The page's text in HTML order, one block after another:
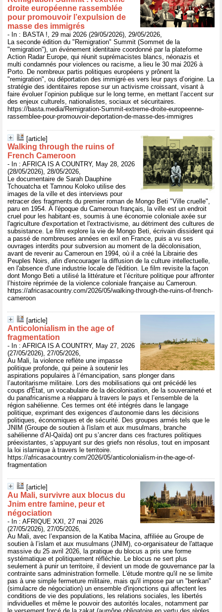
droite européenne rassemblée
pour promouvoir l’expulsion de
masse des immigrés
- In : BASTA !, 29 mai 2026 (29/05/2026), 29/05/2026,
La seconde édition du "Remigration" Summit (Sommet de la
"remigration"), un événement identitaire coordonné par la plateforme
Action Radar Europe, qui réunit suprémacistes blancs, néonazis et
multi condamnés pour violences ou racisme, a lieu le 30 mai 2026 à
Porto. De nombreux partis politiques européens y prônent la
"remigration", ou déportation des immigré·es vers leur pays d’origine. La
stratégie des identitaires repose sur un activisme croissant, visant à
faire évoluer l’opinion publique sur le long terme, en mettant l’accent sur
des enjeux culturels, nationalistes, sociaux et sécuritaires.
https://basta.media/Remigration-Summit-extreme-droite-europeenne-
rassemblee-pour-promouvoir-deportation-de-masse-des-immigres
[article]
Walking through the ruins of
French Cameroon
- In : AFRICA IS A COUNTRY, May 28, 2026
(28/05/2026), 28/05/2026,
Le documentaire de Sarah Dauphine
Tchouatcha et Tamnou Koloko utilise des
images de la ville et des interviews pour
retracer des fragments du premier roman de Mongo Beti "Ville cruelle",
paru en 1954. À l'époque du Cameroun français, la ville est un endroit
cruel pour les habitant·es, soumis à une économie coloniale axée sur
l'agriculture d'exportation et l'extractivisme, au détriment des cultures de
subsistance. Le film explore la vie de Mongo Beti, écrivain dissident qui
a passé de nombreuses années en exil en France, puis a vu ses
ouvrages interdits pour subversion au moment de la décolonisation,
avant de revenir au Cameroun en 1994, où il a créé la Librairie des
Peuples Noirs, afin d'encourager la diffusion de la culture intellectuelle,
en l'absence d'une industrie locale de l'édition. Le film revisite la façon
dont Mongo Beti a utilisé la littérature et l’écriture politique pour affronter
l’histoire réprimée de la violence coloniale française au Cameroun.
https://africasacountry.com/2026/05/walking-through-the-ruins-of-french-
cameroon
[article]
Anticolonialism in the age of
fragmentation
- In : AFRICA IS A COUNTRY, May 27, 2026
(27/05/2026), 27/05/2026,
Au Mali, la violence reflète une impasse
politique profonde, qui peine à soutenir les
aspirations populaires à l’émancipation, sans plonger dans
l’autoritarisme militaire. Lors des mobilisations qui ont précédé les
coups d'État, un vocabulaire de la décolonisation, de la souveraineté et
du panafricanisme a réapparu à travers le pays et l’ensemble de la
région sahélienne. Ces termes ont été intégrés dans le langage
politique, exprimant des exigences d’autonomie dans les décisions
politiques, économiques et de sécurité. Des groupes armés tels que le
JNIM (Groupe de soutien à l'islam et aux musulmans, branche
sahélienne d’Al-Qaïda) ont pu s’ancrer dans ces fractures politiques
préexistantes, s’appuyant sur des griefs non résolus, tout en imposant
la loi islamique à travers le territoire.
https://africasacountry.com/2026/05/anticolonialism-in-the-age-of-
fragmentation
[article]
Au Mali, survivre aux blocus du
Jnim entre famine, peur et
négociation
- In : AFRIQUE XXI, 27 mai 2026
(27/05/2026), 27/05/2026,
Au Mali, avec l’expansion de la Katiba Macina, affiliée au Groupe de
soutien à l’islam et aux musulmans (JNIM), co-organisateur de l'attaque
massive du 25 avril 2026, la pratique du blocus a pris une forme
systématique et politiquement réfléchie. Le blocus ne sert plus
seulement à punir un territoire, il devient un mode de gouvernance par la
contrainte sans administration formelle. L'étude montre qu'il ne se limite
pas à une simple fermeture militaire, mais qu'il impose par un "benkan"
(simulacre de négociation) un ensemble d'injonctions qui affectent les
conditions de vie des populations, les relations sociales, les libertés
individuelles et même le pouvoir des autorités locales, notamment par